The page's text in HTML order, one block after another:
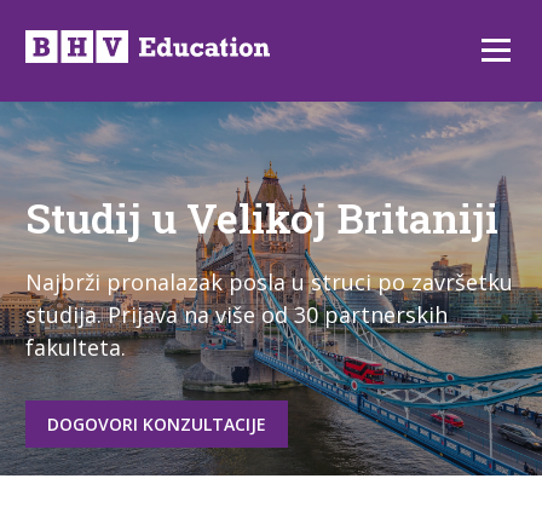
sadržaj
Studij u Velikoj Britaniji
Najbrži pronalazak posla u struci po završetku
studija. Prijava na više od 30 partnerskih
fakulteta.
DOGOVORI KONZULTACIJE